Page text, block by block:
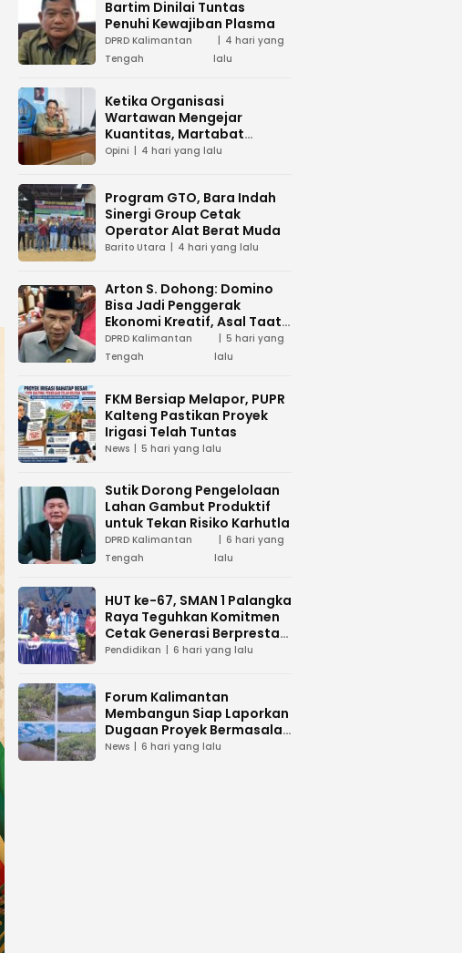
Bartim Dinilai Tuntas
Penuhi Kewajiban Plasma
DPRD Kalimantan
Tengah
4 hari yang
lalu
Ketika Organisasi
Wartawan Mengejar
Kuantitas, Martabat
Profesi Menjadi Taruhan
Opini 4 hari yang lalu
Program GTO, Bara Indah
Sinergi Group Cetak
Operator Alat Berat Muda
Barito Utara 4 hari yang lalu
Arton S. Dohong: Domino
Bisa Jadi Penggerak
Ekonomi Kreatif, Asal Taat
Aturan
DPRD Kalimantan
Tengah
5 hari yang
lalu
FKM Bersiap Melapor, PUPR
Kalteng Pastikan Proyek
Irigasi Telah Tuntas
News 5 hari yang lalu
Sutik Dorong Pengelolaan
Lahan Gambut Produktif
untuk Tekan Risiko Karhutla
DPRD Kalimantan
Tengah
6 hari yang
lalu
HUT ke-67, SMAN 1 Palangka
Raya Teguhkan Komitmen
Cetak Generasi Berprestasi
dan Peduli Lingkunga
Pendidikan 6 hari yang lalu
Forum Kalimantan
Membangun Siap Laporkan
Dugaan Proyek Bermasalah
PUPR Kalteng
News 6 hari yang lalu